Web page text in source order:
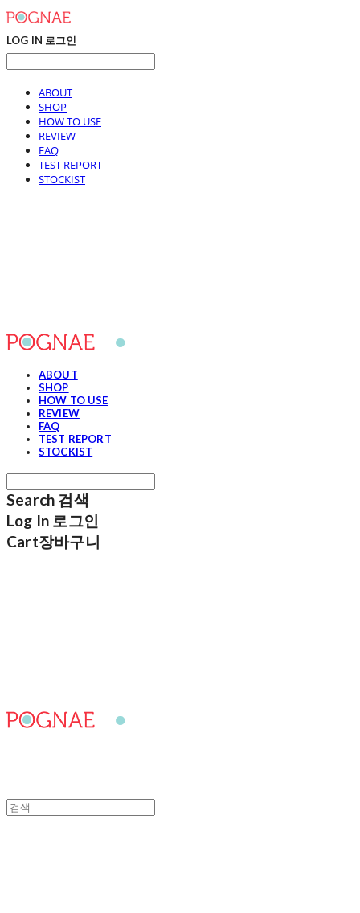
LOG IN 로그인
ABOUT
SHOP
HOW TO USE
REVIEW
FAQ
TEST REPORT
STOCKIST
ABOUT
SHOP
HOW TO USE
REVIEW
FAQ
TEST REPORT
STOCKIST
Search 검색
Log In 로그인
Cart장바구니